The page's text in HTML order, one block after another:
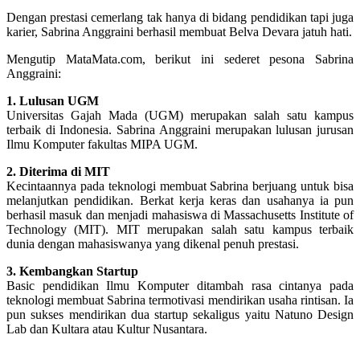
Dengan prestasi cemerlang tak hanya di bidang pendidikan tapi juga
karier, Sabrina Anggraini berhasil membuat Belva Devara jatuh hati.
Mengutip MataMata.com, berikut ini sederet pesona Sabrina
Anggraini:
1. Lulusan UGM
Universitas Gajah Mada (UGM) merupakan salah satu kampus
terbaik di Indonesia. Sabrina Anggraini merupakan lulusan jurusan
Ilmu Komputer fakultas MIPA UGM.
2. Diterima di MIT
Kecintaannya pada teknologi membuat Sabrina berjuang untuk bisa
melanjutkan pendidikan. Berkat kerja keras dan usahanya ia pun
berhasil masuk dan menjadi mahasiswa di Massachusetts Institute of
Technology (MIT). MIT merupakan salah satu kampus terbaik
dunia dengan mahasiswanya yang dikenal penuh prestasi.
3. Kembangkan Startup
Basic pendidikan Ilmu Komputer ditambah rasa cintanya pada
teknologi membuat Sabrina termotivasi mendirikan usaha rintisan. Ia
pun sukses mendirikan dua startup sekaligus yaitu Natuno Design
Lab dan Kultara atau Kultur Nusantara.